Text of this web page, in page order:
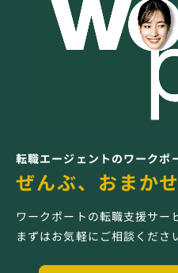
転職エージェントのワークポ
ぜんぶ、おまか
ワークポートの転職支援サー
まずはお気軽にご相談くださ